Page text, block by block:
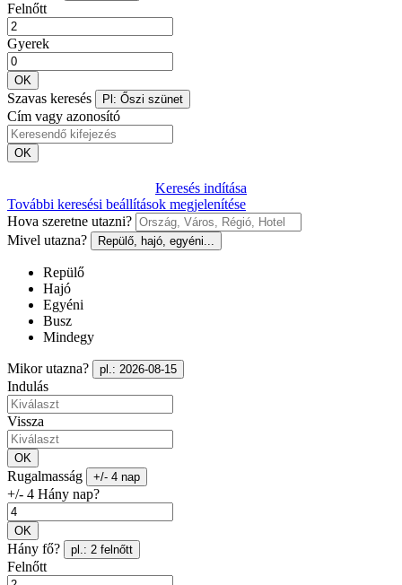
Felnőtt
Gyerek
OK
Szavas keresés Pl: Őszi szünet
Cím vagy azonosító
OK
Keresés indítása
További keresési beállítások megjelenítése
Hova szeretne utazni?
Mivel utazna?
Repülő, hajó, egyéni...
Repülő
Hajó
Egyéni
Busz
Mindegy
Mikor utazna? pl.: 2026-08-15
Indulás
Vissza
OK
Rugalmasság +/- 4 nap
+/- 4 Hány nap?
OK
Hány fő? pl.: 2 felnőtt
Felnőtt